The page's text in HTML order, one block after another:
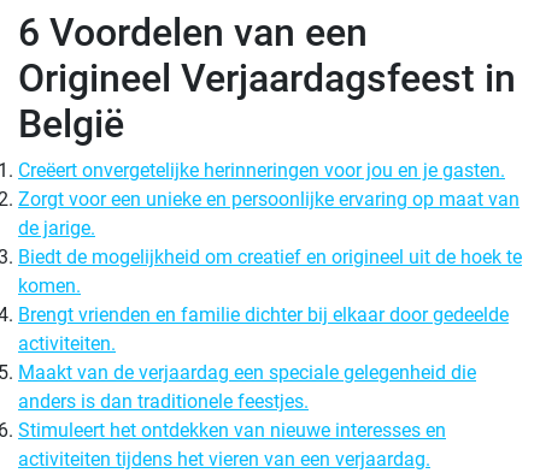
6 Voordelen van een
Origineel Verjaardagsfeest in
België
Creëert onvergetelijke herinneringen voor jou en je gasten.
Zorgt voor een unieke en persoonlijke ervaring op maat van
de jarige.
Biedt de mogelijkheid om creatief en origineel uit de hoek te
komen.
Brengt vrienden en familie dichter bij elkaar door gedeelde
activiteiten.
Maakt van de verjaardag een speciale gelegenheid die
anders is dan traditionele feestjes.
Stimuleert het ontdekken van nieuwe interesses en
activiteiten tijdens het vieren van een verjaardag.